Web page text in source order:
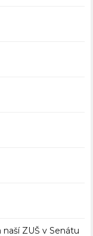
ZUŠ v Senátu